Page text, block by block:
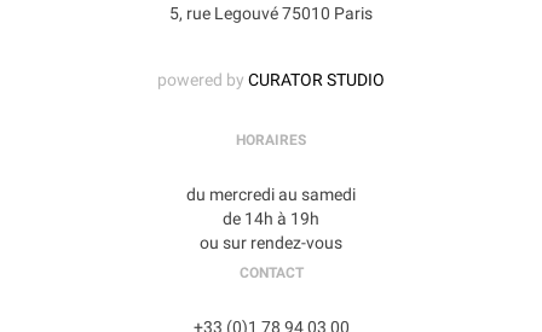
5, rue Legouvé 75010 Paris
powered by CURATOR STUDIO
HORAIRES
du mercredi au samedi
de 14h à 19h
ou sur rendez-vous
CONTACT
+33 (0)1 78 94 03 00